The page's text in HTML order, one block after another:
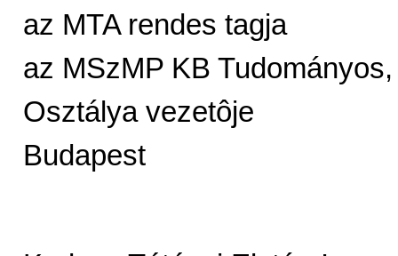
az MTA rendes tagja
az MSzMP KB
Osztálya vezetôje
Budapest